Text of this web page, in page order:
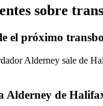
sobre
el próximo
Alderney sale de
Alderney de